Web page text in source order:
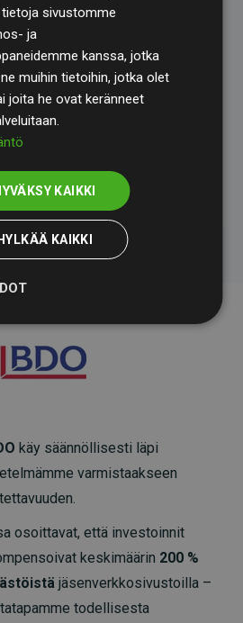
korkean laadun, todellisen
ja täyden läpinäkyvyyden. Lue
täältä.
tukevat ilmastohankkeita aloite
käy säännöllisesti läpi
varmistaakseen
osoittavat, että investoinnit
keskimäärin 200 %
jäsenverkkosivustoilla –
todellisesta
sivustomme
ja
kanssa, jotka
muihin tietoihin, jotka olet
joita he ovat keränneet
KAIKKI
KAIKKI